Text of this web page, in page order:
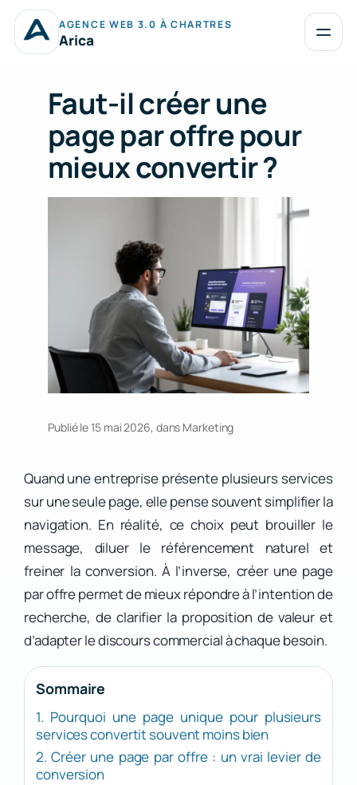
Aller
contenu
AGENCE WEB 3.0 À CHARTRES
Arica
Ouvrir
Faut-il créer une
page par offre pour
mieux convertir ?
Publié le 15 mai 2026, dans Marketing
Quand une entreprise présente plusieurs services
sur une seule page, elle pense souvent simplifier la
navigation. En réalité, ce choix peut brouiller le
message, diluer le référencement naturel et
freiner la conversion. À l’inverse, créer une page
par offre permet de mieux répondre à l’intention de
recherche, de clarifier la proposition de valeur et
d’adapter le discours commercial à chaque besoin.
Sommaire
1. Pourquoi une page unique pour plusieurs
services convertit souvent moins bien
2. Créer une page par offre : un vrai levier de
conversion